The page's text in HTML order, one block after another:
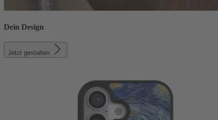
Dein Design
Jetzt gestalten